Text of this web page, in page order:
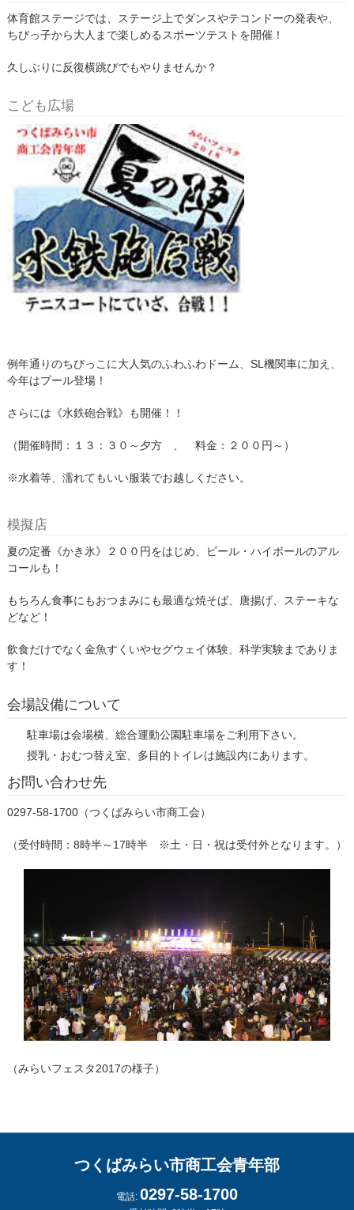
体育館ステージでは、ステージ上でダンスやテコンドーの発表や、
ちびっ子から大人まで楽しめるスポーツテストを開催！
久しぶりに反復横跳びでもやりませんか？
こども広場
例年通りのちびっこに大人気のふわふわドーム、SL機関車に加え、
今年はプール登場！
さらには《水鉄砲合戦》も開催！！
（開催時間：１３：３０～夕方 、 料金：２００円～）
※水着等、濡れてもいい服装でお越しください。
模擬店
夏の定番 《かき氷》２００円をはじめ、ビール・ハイボールのアル
コールも！
もちろん食事にもおつまみにも最適な焼そば、唐揚げ、ステーキな
どなど！
飲食だけでなく金魚すくいやセグウェイ体験、科学実験までありま
す！
会場設備について
駐車場は会場横、総合運動公園駐車場をご利用下さい。
授乳・おむつ替え室、多目的トイレは施設内にあります。
お問い合わせ先
0297-58-1700（つくばみらい市商工会）
（受付時間：8時半～17時半 ※土・日・祝は受付外となります。）
（みらいフェスタ2017の様子）
つくばみらい市商工会青年部
電話: 0297-58-1700